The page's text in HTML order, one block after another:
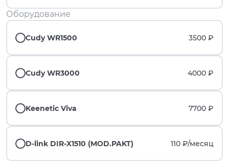
Оборудование
Cudy WR1500 3500 ₽
Cudy WR3000 4000 ₽
Keenetic Viva 7700 ₽
D-link DIR-X1510 (MOD.PAKT) 110 ₽/месяц